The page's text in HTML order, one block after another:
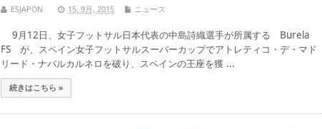
ESJAPON 15, 9月, 2015 ニュース
9月12日、女子フットサル日本代表の中島詩織選手が所属する Burela
FS が、スペイン女子フットサルスーパーカップでアトレティコ・デ・マド
リード・ナバルカルネロを破り、スペインの王座を獲 ...
続きはこちら »